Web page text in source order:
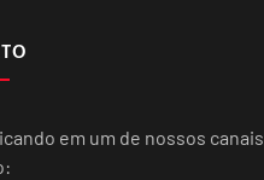
em um de nossos canais